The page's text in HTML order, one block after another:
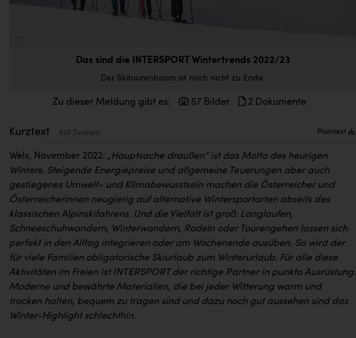
Das sind die INTERSPORT Wintertrends 2022/23
Der Skitourenboom ist noch nicht zu Ende.
Zu dieser Meldung gibt es: 57 Bilder 2 Dokumente
Kurztext 820 Zeichen Plaintext
Wels, November 2022: „Hauptsache draußen“ ist das Motto des heurigen
Winters. Steigende Energiepreise und allgemeine Teuerungen aber auch
gestiegenes Umwelt- und Klimabewusstsein machen die Österreicher und
Österreicherinnen neugierig auf alternative Wintersportarten abseits des
klassischen Alpinskifahrens. Und die Vielfalt ist groß: Langlaufen,
Schneeschuhwandern, Winterwandern, Rodeln oder Tourengehen lassen sich
perfekt in den Alltag integrieren oder am Wochenende ausüben. So wird der
für viele Familien obligatorische Skiurlaub zum Winterurlaub. Für alle diese
Aktivitäten im Freien ist INTERSPORT der richtige Partner in punkto Ausrüstung.
Moderne und bewährte Materialien, die bei jeder Witterung warm und
trocken halten, bequem zu tragen sind und dazu noch gut aussehen sind das
Winter-Highlight schlechthin.